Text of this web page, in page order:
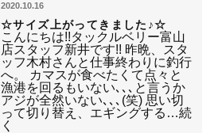
2020.10.16
☆サイズ上がってきました♪☆
こんにちは!!タックルベリー富山
店スタッフ新井です!! 昨晩、スタ
ッフ木村さんと仕事終わりに釣行
へ。 カマスが食べたくて点々と
漁港を回るもいない､､､と言うか
アジが全然いない､､､(笑) 思い切
って切り替え、エギングする…続
く